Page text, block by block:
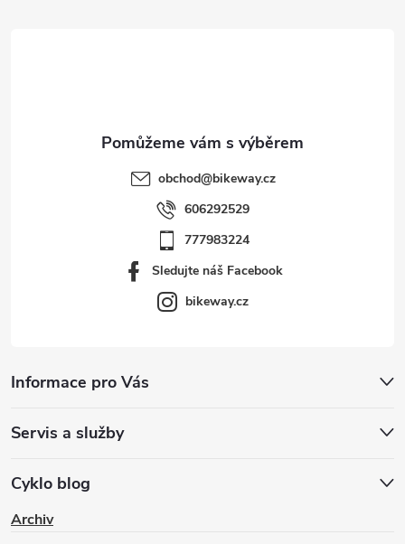
obchod@bikeway.cz
606292529
777983224
Sledujte náš Facebook
bikeway.cz
Informace pro Vás
Servis a služby
Cyklo blog
Archiv